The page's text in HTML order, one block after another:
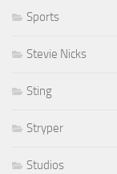
Sports
Stevie Nicks
Sting
Stryper
Studios